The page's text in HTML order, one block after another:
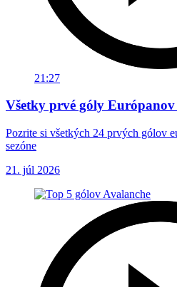
21:27
Všetky prvé góly Európanov
Pozrite si všetkých 24 prvých gólov
sezóne
21. júl 2026